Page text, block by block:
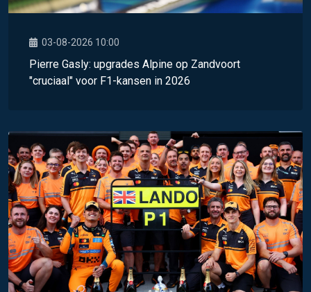
03-08-2026 10:00
Pierre Gasly: upgrades Alpine op Zandvoort
"cruciaal" voor F1-kansen in 2026